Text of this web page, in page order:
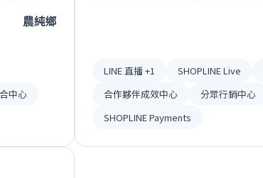
農純鄉
中心
LINE 直播 +1 SHOPLINE Live
合作夥伴成效中心
分眾行銷中心
SHOPLINE Payments